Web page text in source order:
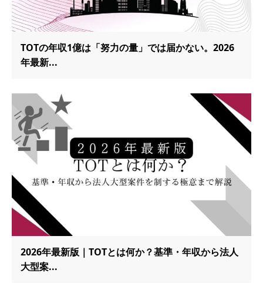
TOTの年収1億は「努力の量」では届かない。2026
年最新...
2026年最新版｜TOTとは何か？基準・年収から法人
大型案...